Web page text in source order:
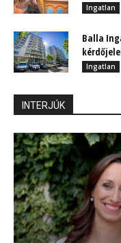
Ingatlan
Balla
Ingatlan
INTERJÚK